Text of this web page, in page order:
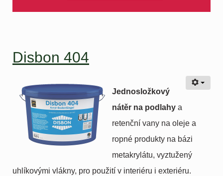
Disbon 404
Jednosložkový
nátěr na podlahy a
retenční vany na oleje a
ropné produkty na bázi
metakrylátu, vyztužený
uhlíkovými vlákny, pro použití v interiéru i exteriéru.